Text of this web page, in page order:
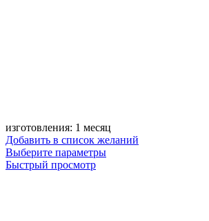
изготовления: 1 месяц
Добавить в список желаний
Выберите параметрыЭтот
Быстрый просмотр